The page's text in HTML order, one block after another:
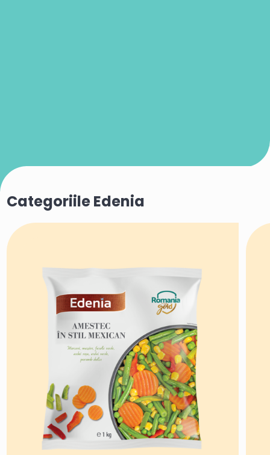
Categoriile Edenia